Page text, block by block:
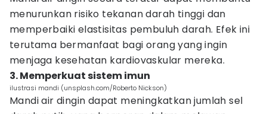
menurunkan risiko tekanan darah tinggi dan
memperbaiki elastisitas pembuluh darah. Efek ini
terutama bermanfaat bagi orang yang ingin
menjaga kesehatan kardiovaskular mereka.
3. Memperkuat sistem imun
ilustrasi mandi (unsplash.com/Roberto Nickson)
Mandi air dingin dapat meningkatkan jumlah sel